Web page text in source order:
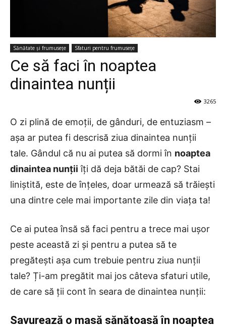
Sănătate și frumusețe Sfaturi pentru frumusețe
Ce să faci în noaptea
dinaintea nunții
3265
O zi plină de emoții, de gânduri, de entuziasm –
așa ar putea fi descrisă ziua dinaintea nunții
tale. Gândul că nu ai putea să dormi în noaptea
dinaintea nunții îți dă deja bătăi de cap? Stai
liniștită, este de înțeles, doar urmează să trăiești
una dintre cele mai importante zile din viața ta!
Ce ai putea însă să faci pentru a trece mai ușor
peste această zi și pentru a putea să te
pregătești așa cum trebuie pentru ziua nunții
tale? Ți-am pregătit mai jos câteva sfaturi utile,
de care să ții cont în seara de dinaintea nunții:
Savurează o masă sănătoasă în noaptea